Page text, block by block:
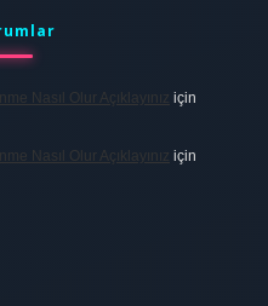
Nasıl Olur Açıklayınız için
Nasıl Olur Açıklayınız için